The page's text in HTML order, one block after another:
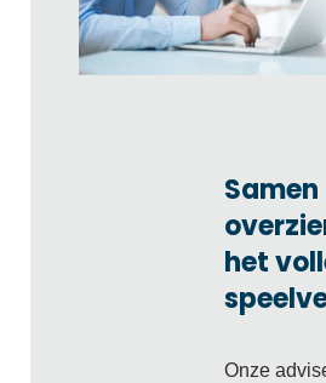
Samen
het
Onze